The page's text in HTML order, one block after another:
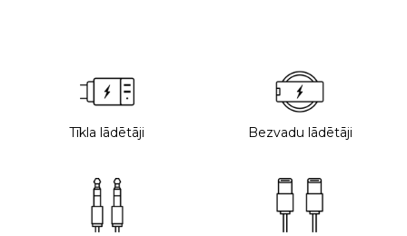
Tīkla lādētāji Bezvadu lādētāji